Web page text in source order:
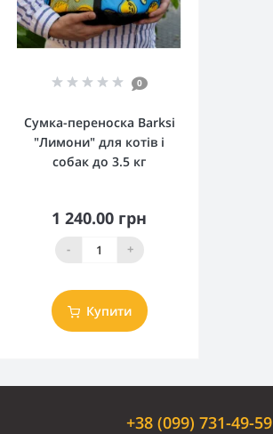
0
Сумка-переноска Barksi
"Лимони" для котів і
собак до 3.5 кг
1 240.00 грн
- +
Купити
+38 (099) 731-49-59